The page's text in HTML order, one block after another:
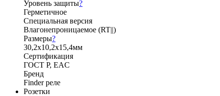
Уровень защиты?
Герметичное
Специальная версия
Влагонепроницаемое (RT||)
Размеры?
30,2х10,2х15,4мм
Сертификация
ГОСТ Р, EAC
Бренд
Finder реле
Розетки